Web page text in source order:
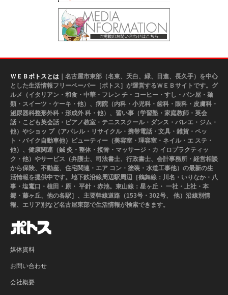
ＷＥＢポトスとは ｜名古屋市東部（名東、天白、緑、日進、長久手）を中心
とした生活情報フリーペーパー［ポトス］が運営するＷＥＢサイトです。グ
ルメ（イタリアン・和食・中華・フレン チ・コーヒー・すし・パン屋・麺
類・スイーツ・ケーキ・他）、病院（内科・小児科・歯科・眼科・皮膚科・
泌尿器科整形外科・形成外 科・他）、習い事（学習塾・家庭教師・英会
話・こども英会話・ピアノ教室・テニススクール・ダンス・バレエ・ジム・
他）やショッ プ（アパレル・リサイクル・携帯電話・文具・雑貨・ペッ
ト・バイク自動車他）ビューティー（美容室・理容室・ネイル・エ ステ・
他）、健康関連（鍼 灸・整体・接骨・マッサージ・カ イロプラクティッ
ク・他）やサービス（弁護士、司法書士、行政書士、会計事務所・経営相談
から保険、不動産、住宅関連・エア コン・塗装・水道工事他）の最新の生
活情報を提供中です。地下鉄沿線周辺駅周辺［鶴舞線：川名・いりなか・八
事・塩竃口・植田・原・ 平針・赤池。東山線：星ヶ丘・ 一社・上社・本
郷・藤ヶ丘、他の各駅］、主要幹線道路（153号・302号、 他）沿線別情
報、エリア別など名古屋東部で生活情報が検索できます。
媒体資料
お問い合わせ
会社概要